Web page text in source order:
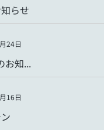
らせ
24日
お知...
16日